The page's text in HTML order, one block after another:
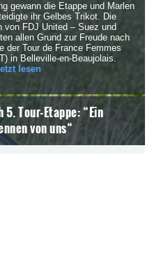
gewann die Etappe und Marlen
ihr Gelbes Trikot. Die
von FDJ United – Suez und
allen Grund zur Freude nach
der Tour de France Femmes
in Belleville-en-Beaujolais.
lesen
5. Tour-Etappe: “Ein
von uns“